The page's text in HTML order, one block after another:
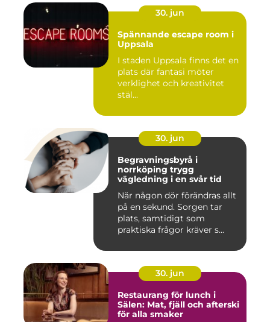
30. jun
Spännande escape room i
Uppsala
I staden Uppsala finns det en
plats där fantasi möter
verklighet och kreativitet
stäl...
30. jun
Begravningsbyrå i
norrköping trygg
vägledning i en svår tid
När någon dör förändras allt
på en sekund. Sorgen tar
plats, samtidigt som
praktiska frågor kräver s...
30. jun
Restaurang för lunch i
Sälen: Mat, fjäll och afterski
för alla smaker